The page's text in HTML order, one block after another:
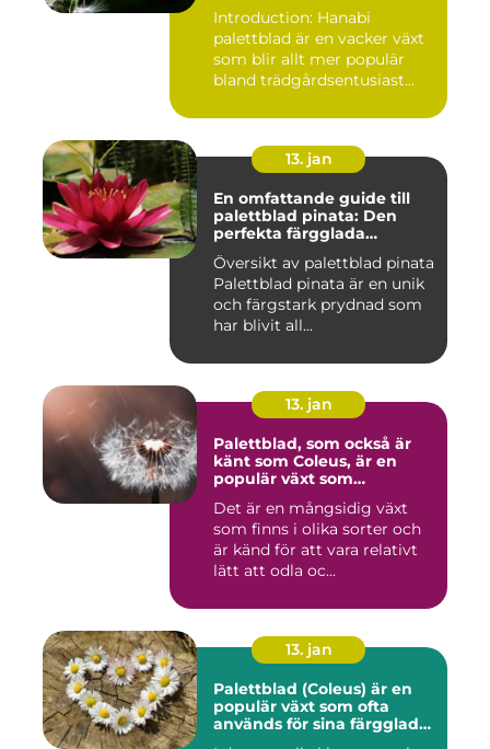
Introduction: Hanabi
palettblad är en vacker växt
som blir allt mer populär
bland trädgårdsentusiast...
13. jan
En omfattande guide till
palettblad pinata: Den
perfekta färgglada
prydnaden för ditt hem
Översikt av palettblad pinata
Palettblad pinata är en unik
och färgstark prydnad som
har blivit all...
13. jan
Palettblad, som också är
känt som Coleus, är en
populär växt som
färgglada och mönstrade
blad
Det är en mångsidig växt
som finns i olika sorter och
är känd för att vara relativt
lätt att odla oc...
13. jan
Palettblad (Coleus) är en
populär växt som ofta
används för sina färgglada